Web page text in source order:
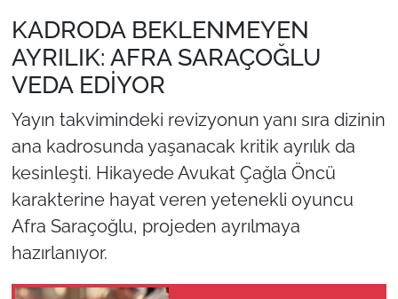
KADRODA BEKLENMEYEN
AYRILIK: AFRA SARAÇOĞLU
VEDA EDİYOR
Yayın takvimindeki revizyonun yanı sıra dizinin
ana kadrosunda yaşanacak kritik ayrılık da
kesinleşti. Hikayede Avukat Çağla Öncü
karakterine hayat veren yetenekli oyuncu
Afra Saraçoğlu, projeden ayrılmaya
hazırlanıyor.